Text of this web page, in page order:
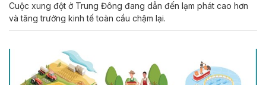
Cuộc xung đột ở Trung Đông đang dẫn đến lạm phát cao hơn
và tăng trưởng kinh tế toàn cầu chậm lại.